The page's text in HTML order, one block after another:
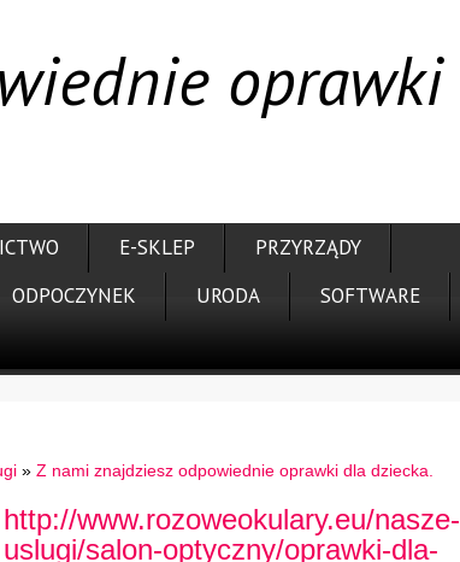
oprawki
E-SKLEP
PRZYRZĄDY
ODPOCZYNEK URODA
SOFTWARE
» Z nami znajdziesz odpowiednie oprawki dla dziecka.
http://www.rozoweokulary.eu/nasze-
uslugi/salon-optyczny/oprawki-dla-